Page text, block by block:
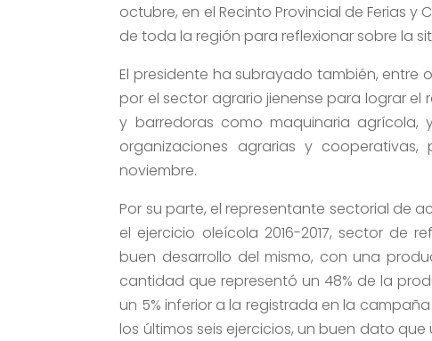
octubre, en el Recinto Provincial de Ferias y
de toda la región para reflexionar sobre la
El presidente ha subrayado también,
por el sector agrario jienense para lograr
y barredoras como maquinaria
organizaciones agrarias y
noviembre.
Por su parte, el representante sectorial de
el ejercicio oleícola 2016-2017, sector de
buen desarrollo del mismo, con una
cantidad que representó un 48% de la
un 5% inferior a la registrada en la
los últimos seis ejercicios, un buen dato